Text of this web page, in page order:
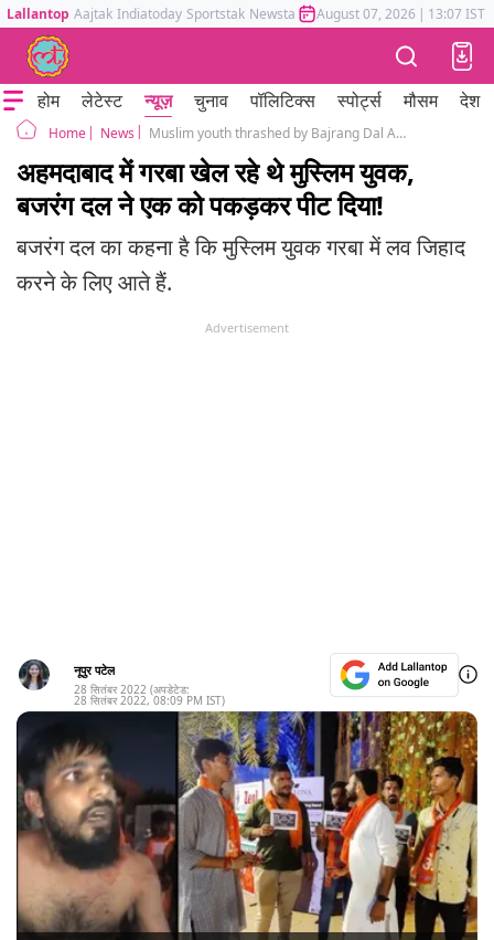
Lallantop Aajtak Indiatoday Sportstak Newstak Mumbai Tak Astrotak
August 07, 2026 | 13:07 IST
होम लेटेस्ट न्यूज़ चुनाव पॉलिटिक्स स्पोर्ट्स मौसम देश
Home News Muslim youth thrashed by Bajrang Dal Activists in Ahmedabad Accusing Love Jihad
अहमदाबाद में गरबा खेल रहे थे मुस्लिम युवक,
बजरंग दल ने एक को पकड़कर पीट दिया!
बजरंग दल का कहना है कि मुस्लिम युवक गरबा में लव जिहाद
करने के लिए आते हैं.
Advertisement
नूपुर पटेल
28 सितंबर 2022 (अपडेटेड:
28 सितंबर 2022, 08:09 PM IST)